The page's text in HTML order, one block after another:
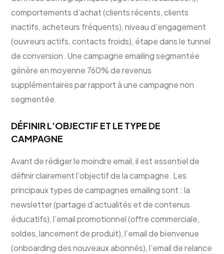
comportements d’achat (clients récents, clients
inactifs, acheteurs fréquents), niveau d’engagement
(ouvreurs actifs, contacts froids), étape dans le tunnel
de conversion. Une campagne emailing segmentée
génère en moyenne 760% de revenus
supplémentaires par rapport à une campagne non
segmentée.
DÉFINIR L’OBJECTIF ET LE TYPE DE
CAMPAGNE
Avant de rédiger le moindre email, il est essentiel de
définir clairement l’objectif de la campagne. Les
principaux types de campagnes emailing sont : la
newsletter (partage d’actualités et de contenus
éducatifs), l’email promotionnel (offre commerciale,
soldes, lancement de produit), l’email de bienvenue
(onboarding des nouveaux abonnés), l’email de relance